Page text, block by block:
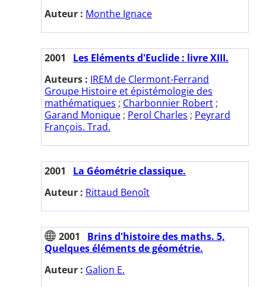
Auteur : Monthe Ignace
2001
Les Eléments d'Euclide : livre XIII.
Auteurs : IREM de Clermont-Ferrand
Groupe Histoire et épistémologie des
mathématiques ; Charbonnier Robert ;
Garand Monique ; Perol Charles ; Peyrard
François. Trad.
2001
La Géométrie classique.
Auteur : Rittaud Benoît
2001
Brins d'histoire des maths. 5,
Quelques éléments de géométrie.
Auteur : Galion E.